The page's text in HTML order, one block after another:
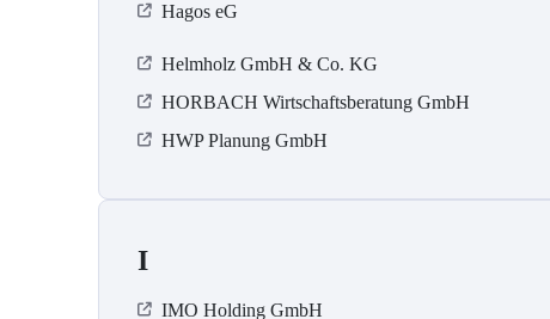
Hagos eG
Helmholz GmbH & Co. KG
HORBACH Wirtschaftsberatung GmbH
HWP Planung GmbH
I
IMO Holding GmbH